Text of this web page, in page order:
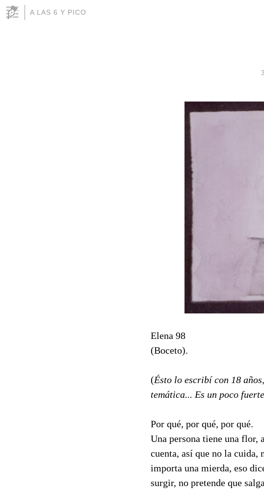
A LAS 6 Y PICO
Elena 98
(Boceto).
(Ésto lo escribí con 18
temática... Es un poco
Por qué, por qué, por qué.
Una persona tiene una flor,
cuenta, así que no la
importa una mierda, eso
surgir, no pretende que